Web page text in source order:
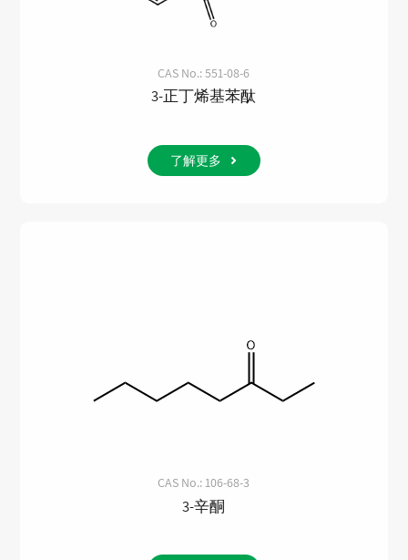
CAS No.: 551-08-6
3-正丁烯基苯酞
了解更多
CAS No.: 106-68-3
3-辛酮